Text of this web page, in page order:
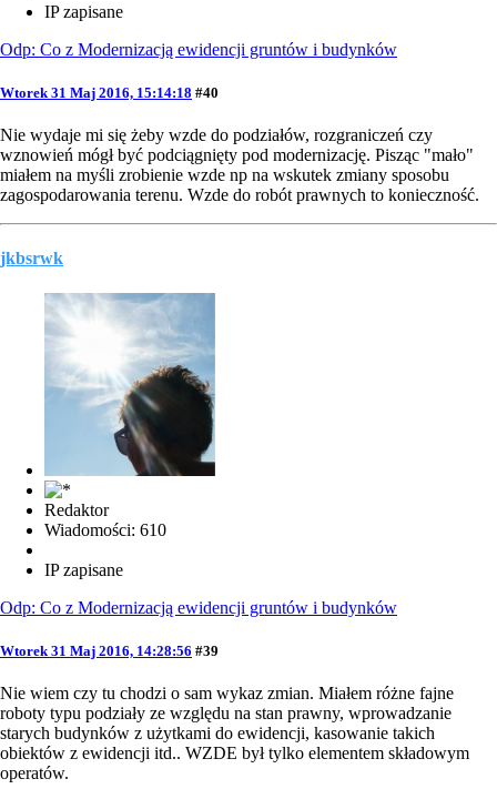
IP zapisane
Odp: Co z Modernizacją ewidencji gruntów i budynków
Wtorek 31 Maj 2016, 15:14:18 #40
Nie wydaje mi się żeby wzde do podziałów, rozgraniczeń czy
wznowień mógł być podciągnięty pod modernizację. Pisząc "mało"
miałem na myśli zrobienie wzde np na wskutek zmiany sposobu
zagospodarowania terenu. Wzde do robót prawnych to konieczność.
jkbsrwk
Redaktor
Wiadomości: 610
IP zapisane
Odp: Co z Modernizacją ewidencji gruntów i budynków
Wtorek 31 Maj 2016, 14:28:56 #39
Nie wiem czy tu chodzi o sam wykaz zmian. Miałem różne fajne
roboty typu podziały ze względu na stan prawny, wprowadzanie
starych budynków z użytkami do ewidencji, kasowanie takich
obiektów z ewidencji itd.. WZDE był tylko elementem składowym
operatów.